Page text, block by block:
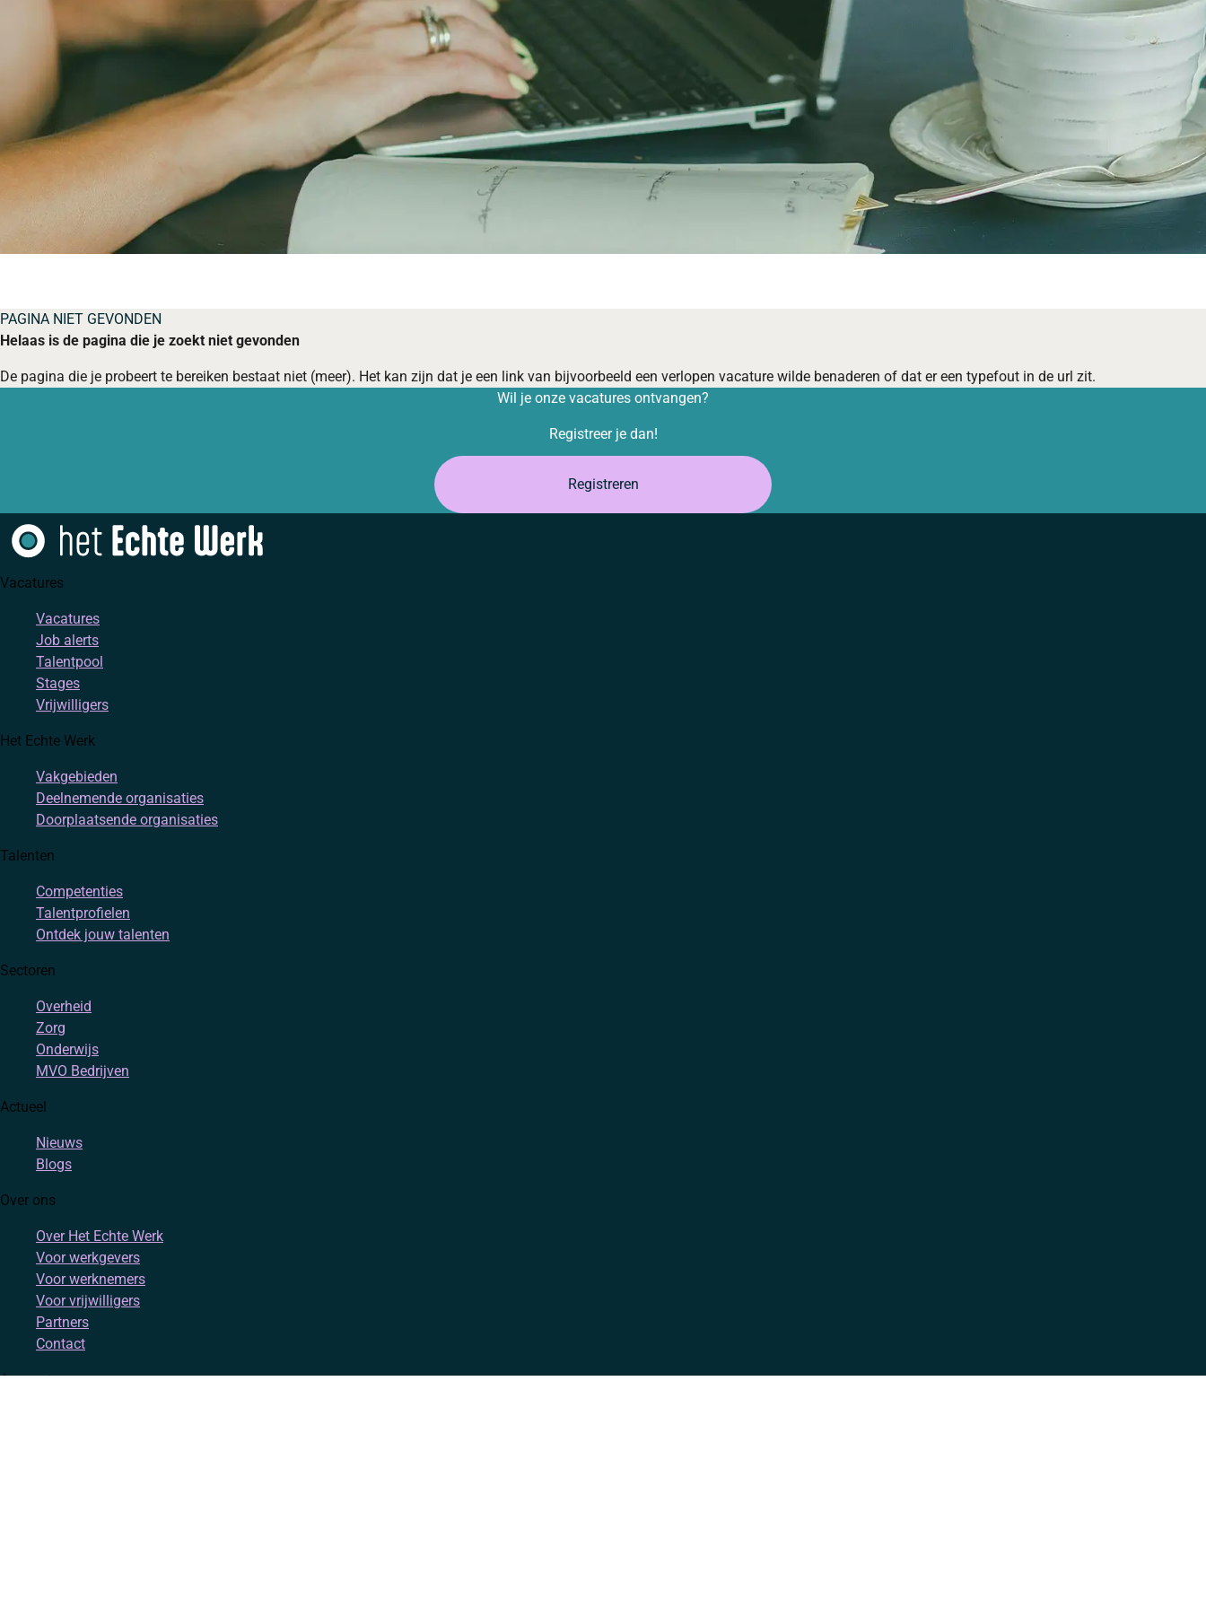
PAGINA NIET GEVONDEN
Helaas is de pagina die je zoekt niet gevonden
De pagina die je probeert te bereiken bestaat niet (meer). Het kan zijn dat je een link van bijvoorbeeld een verlopen vacature wilde benaderen of dat er een typefout in de url zit.
Wil je onze vacatures ontvangen?
Registreer je dan!
Registreren
Vacatures
Vacatures
Job alerts
Talentpool
Stages
Vrijwilligers
Het Echte Werk
Vakgebieden
Deelnemende organisaties
Doorplaatsende organisaties
Talenten
Competenties
Talentprofielen
Ontdek jouw talenten
Sectoren
Overheid
Zorg
Onderwijs
MVO Bedrijven
Actueel
Nieuws
Blogs
Over ons
Over Het Echte Werk
Voor werkgevers
Voor werknemers
Voor vrijwilligers
Partners
Contact
Account